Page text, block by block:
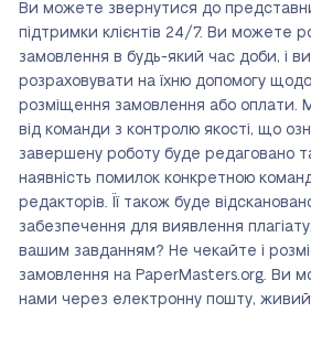
Ви можете звернутися до
підтримки клієнтів 24/7. Ви можете
замовлення в будь-який час доби, і
розраховувати на їхню допомогу
розміщення замовлення або оплати.
від команди з контролю якості, що
завершену роботу буде редаговано
наявність помилок конкретною
редакторів. Її також буде
забезпечення для виявлення
вашим завданням? Не чекайте і
замовлення на PaperMasters.org. Ви
нами через електронну пошту,